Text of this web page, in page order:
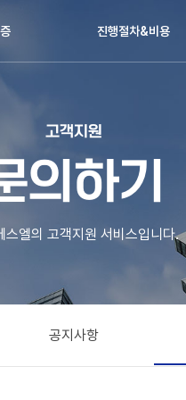
진행절차&비용
고객지원
의하기
스엘의 고객지원 서비스입니다.
공지사항